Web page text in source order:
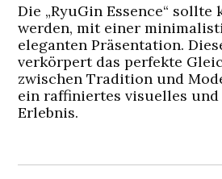
Die „RyuGin Essence“
werden, mit einer
eleganten Präsentation.
verkörpert das perfekte
zwischen Tradition und
ein raffiniertes visuelles
Erlebnis.